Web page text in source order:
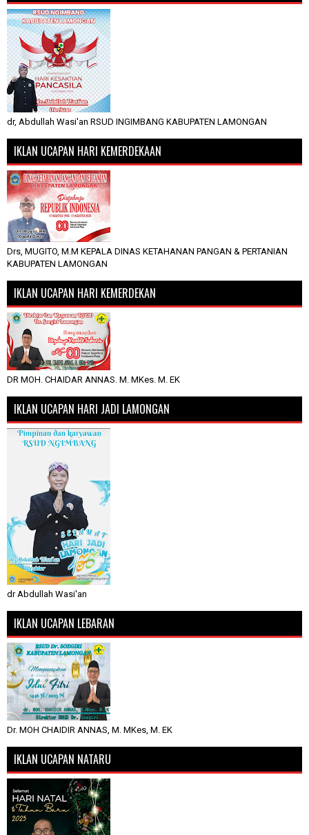
dr, Abdullah Wasi'an RSUD INGIMBANG KABUPATEN LAMONGAN
IKLAN UCAPAN HARI KEMERDEKAAN
Drs, MUGITO, M.M KEPALA DINAS KETAHANAN PANGAN & PERTANIAN
KABUPATEN LAMONGAN
IKLAN UCAPAN HARI KEMERDEKAN
DR MOH. CHAIDAR ANNAS. M. MKes. M. EK
IKLAN UCAPAN HARI JADI LAMONGAN
dr Abdullah Wasi'an
IKLAN UCAPAN LEBARAN
Dr. MOH CHAIDIR ANNAS, M. MKes, M. EK
IKLAN UCAPAN NATARU